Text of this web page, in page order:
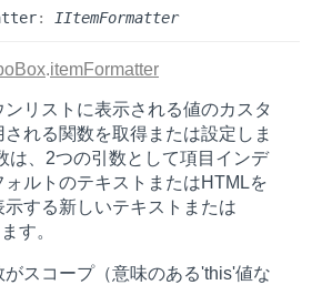
: IItemFormatter
.itemFormatter
ンリストに表示される値のカスタ
れる関数を取得または設定しま
は、2つの引数として項目インデ
ォルトのテキストまたはHTMLを
示する新しいテキストまたは
す。
スコープ（意味のある'this'値な